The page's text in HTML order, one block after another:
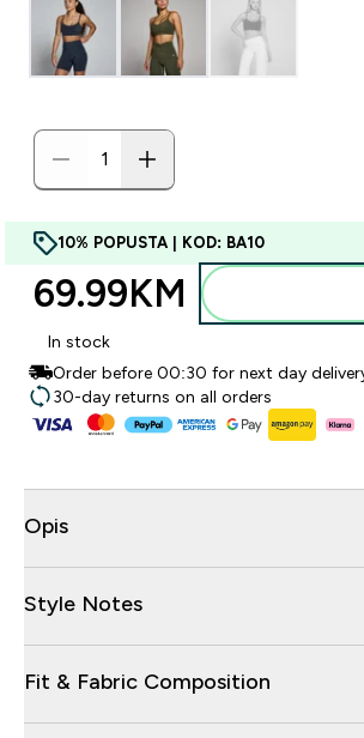
10% POPUSTA | KOD: BA10
69.99KM‎
In stock
Order before 00:30 for next day
30-day returns on all orders
Opis
Style Notes
Fit & Fabric Composition